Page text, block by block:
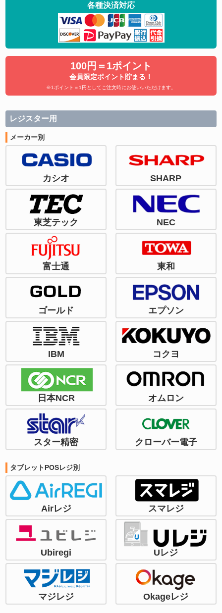
各種決済対応
100円＝1ポイント
会員限定ポイント貯まる！
※1ポイント＝1円としてご注文時にお使いいただけます。
レジスター用
メーカー別
カシオ SHARP
東芝テック NEC
富士通 東和
ゴールド エプソン
IBM コクヨ
日本NCR オムロン
スター精密 クローバー電子
タブレットPOSレジ別
Airレジ スマレジ
Ubiregi Uレジ
マジレジ Okageレジ